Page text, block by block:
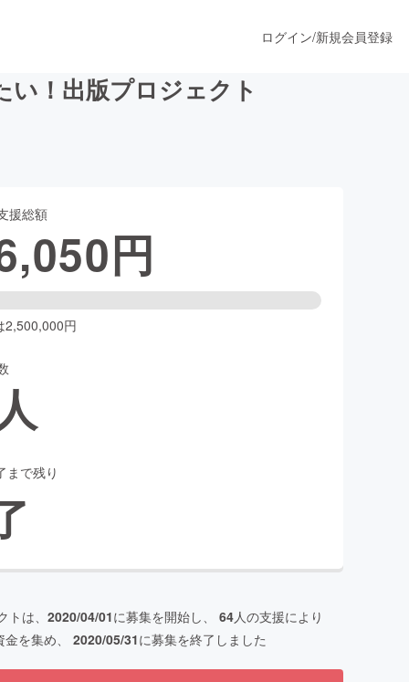
ファッション
ログイン/新規会員登録
！出版プロジェクト
援総額
円
2,500,000円
まで残り
は、 2020/04/01に募集を開始し、 64人の支援により
を集め、 2020/05/31に募集を終了しました